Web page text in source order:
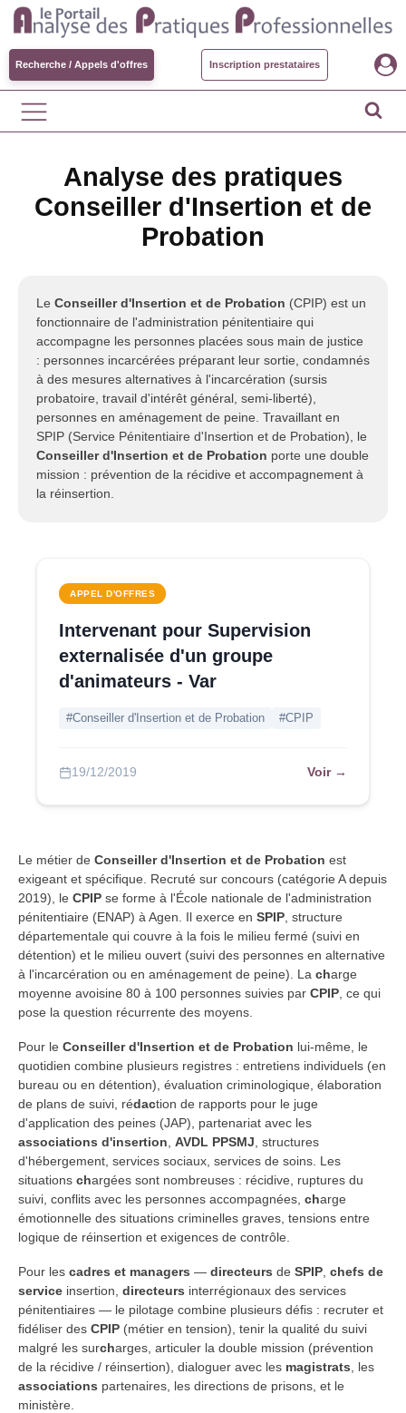
Recherche / Appels d'offres Inscription prestataires
Analyse des pratiques
Conseiller d'Insertion et de
Probation
Le Conseiller d'Insertion et de Probation (CPIP) est un
fonctionnaire de l'administration pénitentiaire qui
accompagne les personnes placées sous main de justice
: personnes incarcérées préparant leur sortie, condamnés
à des mesures alternatives à l'incarcération (sursis
probatoire, travail d'intérêt général, semi-liberté),
personnes en aménagement de peine. Travaillant en
SPIP (Service Pénitentiaire d'Insertion et de Probation), le
Conseiller d'Insertion et de Probation porte une double
mission : prévention de la récidive et accompagnement à
la réinsertion.
APPEL D'OFFRES
Intervenant pour Supervision
externalisée d'un groupe
d'animateurs - Var
#Conseiller d'Insertion et de Probation #CPIP
19/12/2019 Voir →
Le métier de Conseiller d'Insertion et de Probation est
exigeant et spécifique. Recruté sur concours (catégorie A depuis
2019), le CPIP se forme à l'École nationale de l'administration
pénitentiaire (ENAP) à Agen. Il exerce en SPIP , structure
départementale qui couvre à la fois le milieu fermé (suivi en
détention) et le milieu ouvert (suivi des personnes en alternative
à l'incarcération ou en aménagement de peine). La charge
moyenne avoisine 80 à 100 personnes suivies par CPIP , ce qui
pose la question récurrente des moyens.
Pour le Conseiller d'Insertion et de Probation lui-même, le
quotidien combine plusieurs registres : entretiens individuels (en
bureau ou en détention), évaluation criminologique, élaboration
de plans de suivi, rédaction de rapports pour le juge
d'application des peines (JAP), partenariat avec les
associations d'insertion AVDL PPSMJ , structures
d'hébergement, services sociaux, services de soins. Les
situations chargées sont nombreuses : récidive, ruptures du
suivi, conflits avec les personnes accompagnées, charge
émotionnelle des situations criminelles graves, tensions entre
logique de réinsertion et exigences de contrôle.
Pour les cadres et managers — directeurs de SPIP chefs de
service insertion, directeurs interrégionaux des services
pénitentiaires — le pilotage combine plusieurs défis : recruter et
fidéliser des CPIP (métier en tension), tenir la qualité du suivi
malgré les surcharges, articuler la double mission (prévention
de la récidive / réinsertion), dialoguer avec les magistrats , les
associations partenaires, les directions de prisons, et le
ministère.